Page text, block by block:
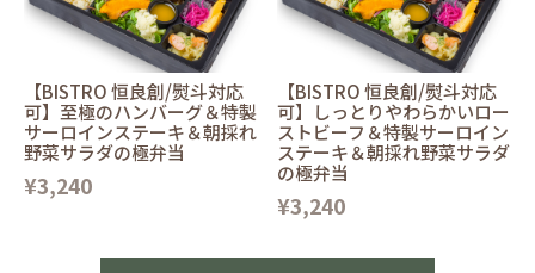
【BISTRO 恒良創/熨斗対応
可】至極のハンバーグ＆特製
サーロインステーキ＆朝採れ
野菜サラダの極弁当
¥3,240
【BISTRO 恒良創/熨斗対応
可】しっとりやわらかいロー
ストビーフ＆特製サーロイン
ステーキ＆朝採れ野菜サラダ
の極弁当
¥3,240